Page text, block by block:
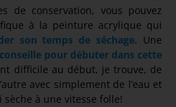
de conservation, vous pouvez
à la peinture acrylique qui
son temps de séchage. Une
conseille pour débuter dans cette
difficile au début, je trouve, de
avec simplement de l’eau et
à une vitesse folle!